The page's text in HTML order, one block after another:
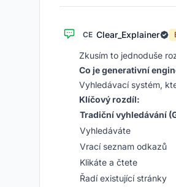
CE Clear_Explainer
Zkusím to jednoduše
Co je generativní
Vyhledávací systém,
Klíčový rozdíl:
Tradiční vyhledávání
Vyhledáváte
Vrací seznam odkazů
Klikáte a čtete
Řadí existující stránky